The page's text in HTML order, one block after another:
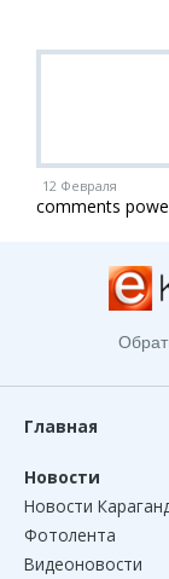
12 Февраля
comments
Главная
Новости
Новости
Фотолента
Видеоновости